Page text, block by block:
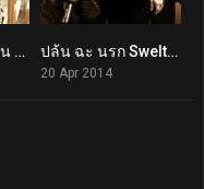
6.6เหยี่ยวข่าวอเมริกัน Whiskey Tango Foxtrot (2016) 4.5ปล้น ฉะ นรก Swelter (2014)
20 Apr 2014